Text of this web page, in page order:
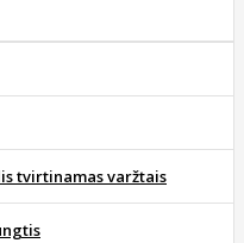
tvirtinamas varžtais